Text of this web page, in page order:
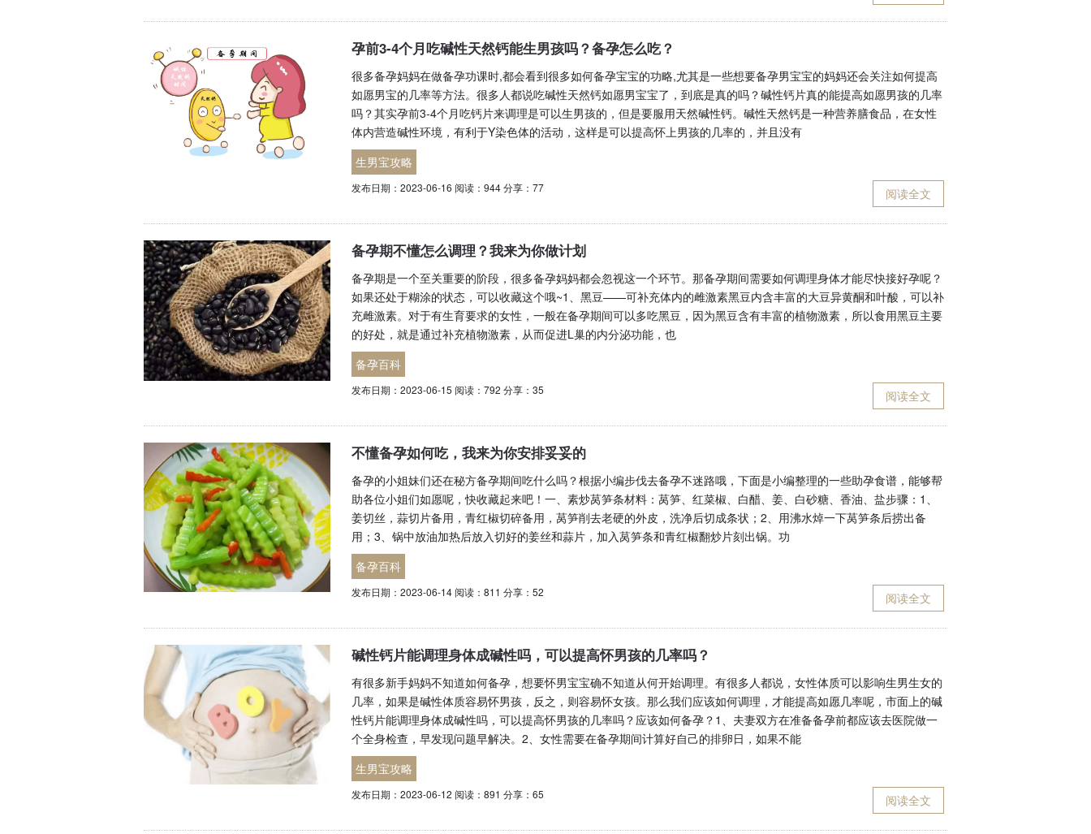
孕前3-4个月吃碱性天然钙能生男孩吗？备孕怎么吃？
很多备孕妈妈在做备孕功课时,都会看到很多如何备孕宝宝的功略,尤其是一些想要备孕男宝宝的妈妈还会关注如何提高
如愿男宝的几率等方法。很多人都说吃碱性天然钙如愿男宝宝了，到底是真的吗？碱性钙片真的能提高如愿男孩的几率
吗？其实孕前3-4个月吃钙片来调理是可以生男孩的，但是要服用天然碱性钙。碱性天然钙是一种营养膳食品，在女性
体内营造碱性环境，有利于Y染色体的活动，这样是可以提高怀上男孩的几率的，并且没有
生男宝攻略
发布日期：2023-06-16 阅读：944 分享：77 阅读全文
备孕期不懂怎么调理？我来为你做计划
备孕期是一个至关重要的阶段，很多备孕妈妈都会忽视这一个环节。那备孕期间需要如何调理身体才能尽快接好孕呢？
如果还处于糊涂的状态，可以收藏这个哦~1、黑豆——可补充体内的雌激素黑豆内含丰富的大豆异黄酮和叶酸，可以补
充雌激素。对于有生育要求的女性，一般在备孕期间可以多吃黑豆，因为黑豆含有丰富的植物激素，所以食用黑豆主要
的好处，就是通过补充植物激素，从而促进L巢的内分泌功能，也
备孕百科
发布日期：2023-06-15 阅读：792 分享：35 阅读全文
不懂备孕如何吃，我来为你安排妥妥的
备孕的小姐妹们还在秘方备孕期间吃什么吗？根据小编步伐去备孕不迷路哦，下面是小编整理的一些助孕食谱，能够帮
助各位小姐们如愿呢，快收藏起来吧！一、素炒莴笋条材料：莴笋、红菜椒、白醋、姜、白砂糖、香油、盐步骤：1、
姜切丝，蒜切片备用，青红椒切碎备用，莴笋削去老硬的外皮，洗净后切成条状；2、用沸水焯一下莴笋条后捞出备
用；3、锅中放油加热后放入切好的姜丝和蒜片，加入莴笋条和青红椒翻炒片刻出锅。功
备孕百科
发布日期：2023-06-14 阅读：811 分享：52 阅读全文
碱性钙片能调理身体成碱性吗，可以提高怀男孩的几率吗？
有很多新手妈妈不知道如何备孕，想要怀男宝宝确不知道从何开始调理。有很多人都说，女性体质可以影响生男生女的
几率，如果是碱性体质容易怀男孩，反之，则容易怀女孩。那么我们应该如何调理，才能提高如愿几率呢，市面上的碱
性钙片能调理身体成碱性吗，可以提高怀男孩的几率吗？应该如何备孕？1、夫妻双方在准备备孕前都应该去医院做一
个全身检查，早发现问题早解决。2、女性需要在备孕期间计算好自己的排卵日，如果不能
生男宝攻略
发布日期：2023-06-12 阅读：891 分享：65 阅读全文